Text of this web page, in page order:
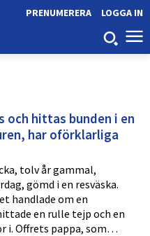
LOGGA IN
PRENUMERERA
och hittas bunden i en
har oförklarliga
tolv år gammal,
gömd i en resväska.
handlade om en
en rulle tejp och en
i. Offrets pappa, som…